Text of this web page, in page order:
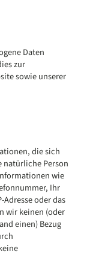
Daten
zur
sowie unserer
die sich
Person
wie
Ihr
oder das
wir keinen (oder
einen) Bezug